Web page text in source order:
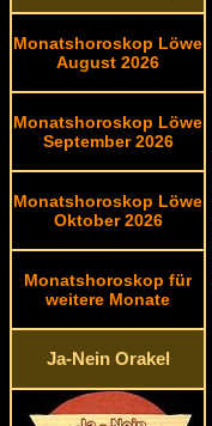
Monatshoroskop Löwe
August 2026
Monatshoroskop Löwe
September 2026
Monatshoroskop Löwe
Oktober 2026
Monatshoroskop für
weitere Monate
Ja-Nein Orakel